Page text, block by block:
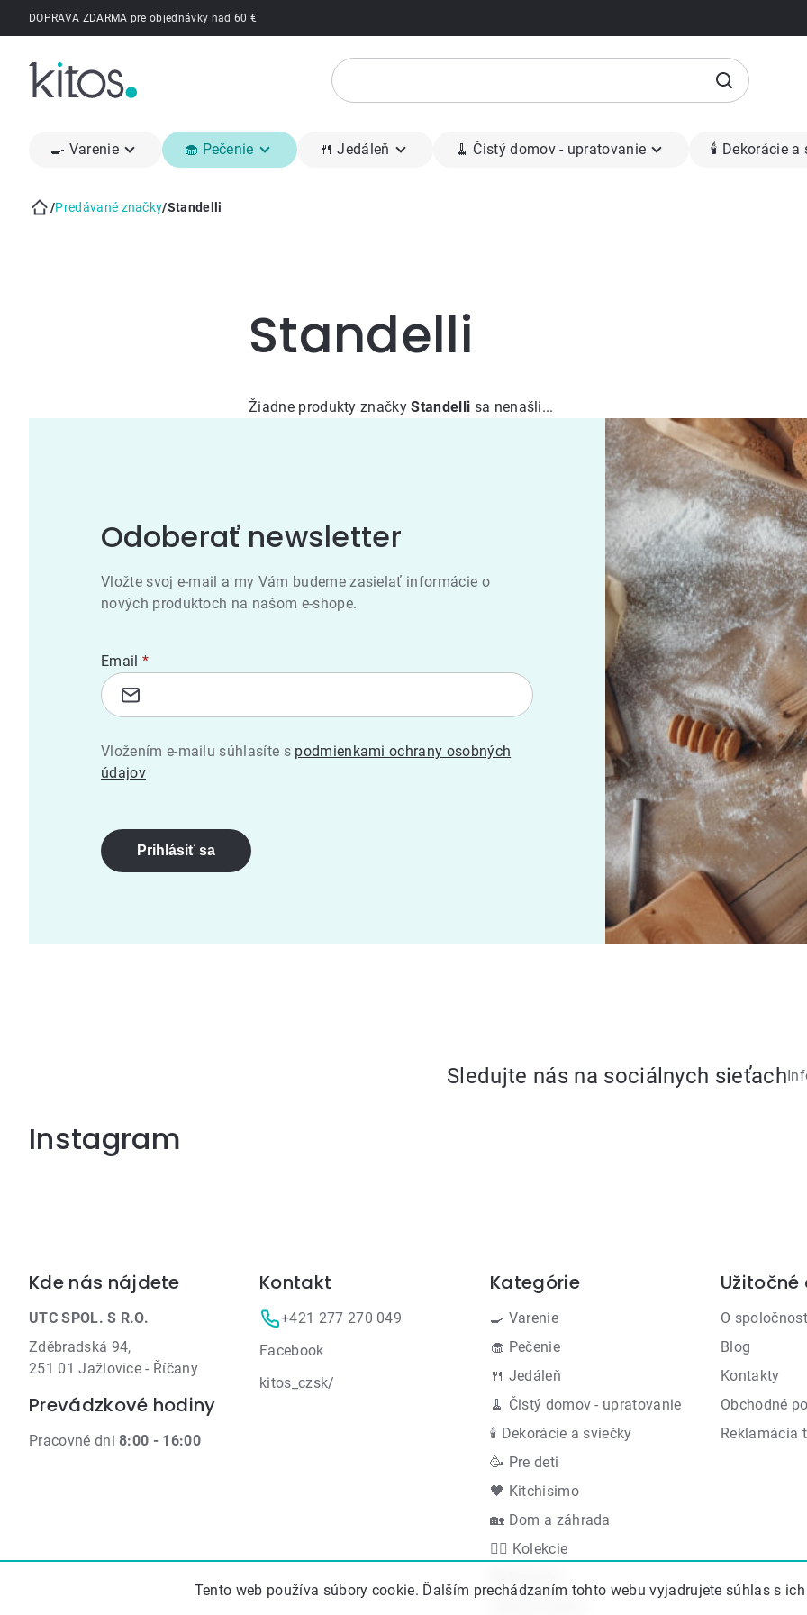
Tento web používa súbory cookie. Ďalším prechádzaním tohto webu vyjadrujete súhlas s
PrejsťDOPRAVA ZDARMA pre objednávky nad 60 €
🍳 Varenie 🧁 Pečenie 🍴 Jedáleň 🧹 Čistý domov - upratovanie 🕯 Dekorácie a
/Predávané značky/Standelli
Standelli
Žiadne produkty značkyStandelli sa nenašli...
Odoberať newsletter
Vložte svoj e-mail a my Vám budeme zasielať informácie o
nových produktoch na našom e-shope.
Email
Vložením e-mailu súhlasíte s podmienkami ochrany osobných
údajov
Prihlásiť sa
Sledujte nás na sociálnych sieťach
Instagram
Zápätie
Kde nás nájdete
UTC SPOL. S R.O.
Zděbradská 94,
251 01 Jažlovice - Říčany
Prevádzkové hodiny
Pracovné dni8:00 - 16:00
Kontakt
+421 277 270 049
Facebook
kitos_czsk/
Preskočiť
Kategórie
🍳 Varenie
🧁 Pečenie
🍴 Jedáleň
🧹 Čistý domov - upratovanie
🕯 Dekorácie a sviečky
🥳 Pre deti
🖤 Kitchisimo
🏡 Dom a záhrada
👍🏻 Kolekcie
O
Blog
Kontakty
Obchodné
Reklamácia